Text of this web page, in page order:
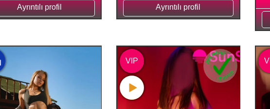
Ayrıntılı profil Ayrıntılı profil
VIP